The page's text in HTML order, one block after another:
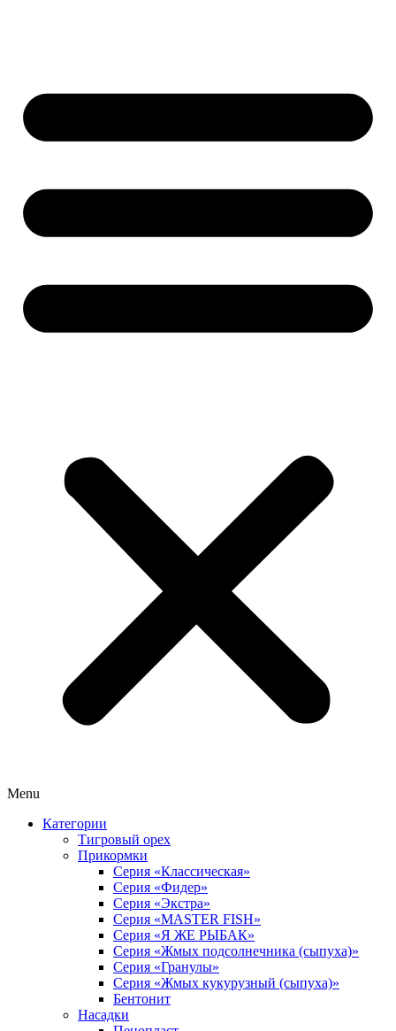
Menu
Категории
Тигровый орех
Прикормки
Серия «Классическая»
Серия «Фидер»
Серия «Экстра»
Серия «MASTER FISH»
Серия «Я ЖЕ РЫБАК»
Серия «Жмых подсолнечника (сыпуха)»
Cерия «Гранулы»
Серия «Жмых кукурузный (сыпуха)»
Бентонит
Насадки